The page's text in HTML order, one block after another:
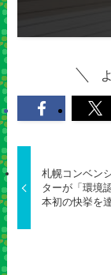
札幌コンベン
ターが「環境
本初の快挙を